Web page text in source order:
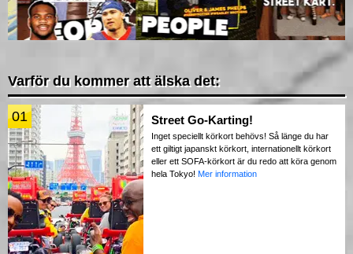
Varför du kommer att älska det:
01 Street Go-Karting!
Inget speciellt körkort behövs! Så länge du har
ett giltigt japanskt körkort, internationellt körkort
eller ett SOFA-körkort är du redo att köra genom
hela Tokyo! Mer information